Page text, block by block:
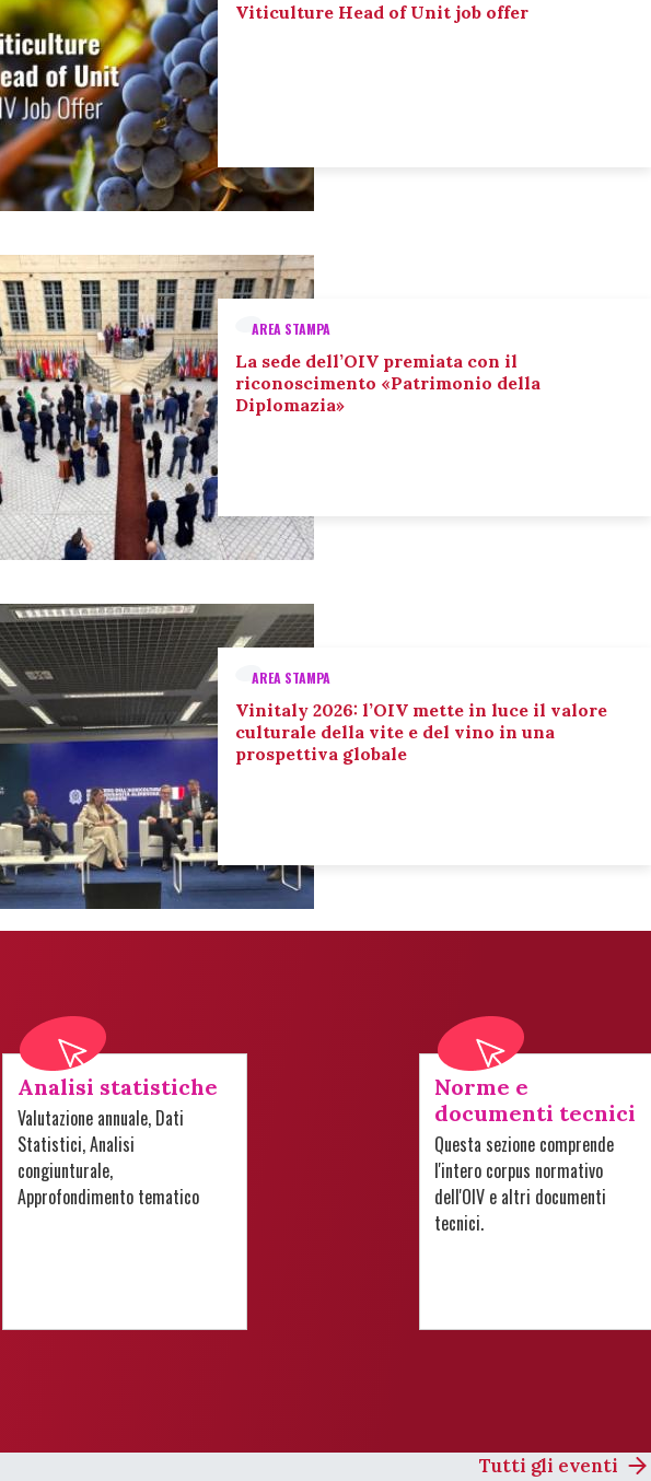
Viticulture Head of Unit job offer
AREA STAMPA
La sede dell’OIV premiata con il
riconoscimento «Patrimonio della
Diplomazia»
AREA STAMPA
Vinitaly 2026: l’OIV mette in luce il valore
culturale della vite e del vino in una
prospettiva globale
Analisi statistiche
Valutazione annuale, Dati
Statistici, Analisi
congiunturale,
Approfondimento tematico
Norme e
documenti tecnici
Questa sezione comprende
l'intero corpus normativo
dell'OIV e altri documenti
tecnici.
Tutti gli eventi